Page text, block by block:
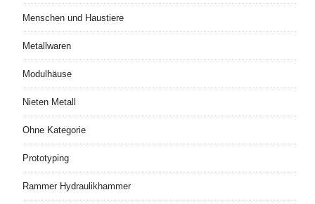
Menschen und Haustiere
Metallwaren
Modulhäuse
Nieten Metall
Ohne Kategorie
Prototyping
Rammer Hydraulikhammer